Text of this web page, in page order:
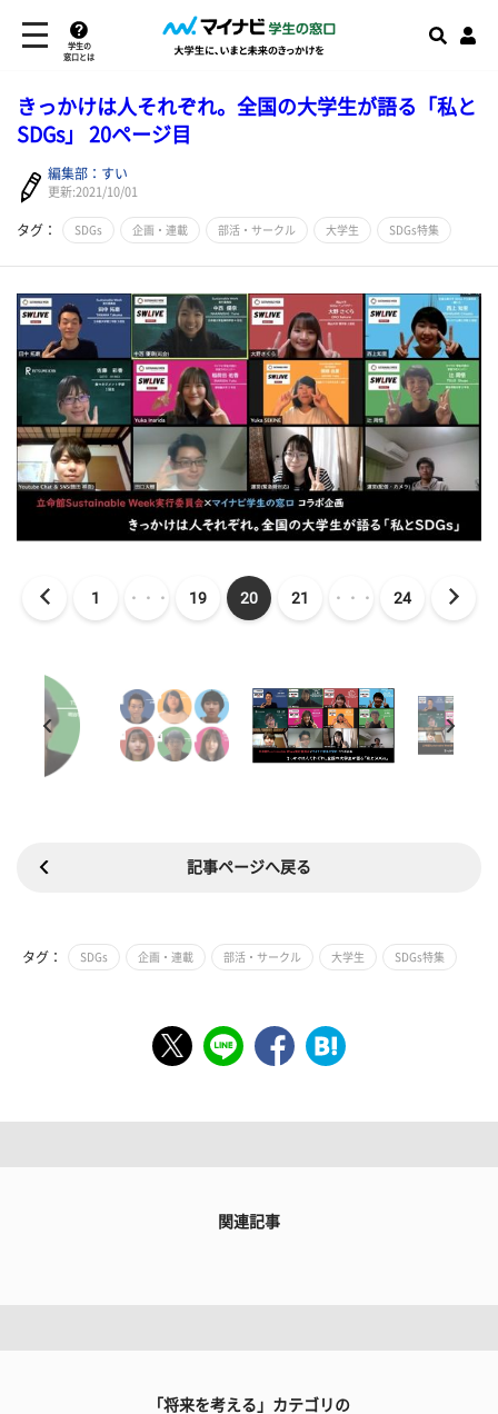
学生の
窓口とは
きっかけは人それぞれ。全国の大学生が語る「私と
SDGs」 20ページ目
編集部：すい
更新:2021/10/01
タグ： SDGs 企画・連載 部活・サークル 大学生 SDGs特集
1 ・・・ 19 20 21 ・・・ 24
記事ページへ戻る
タグ： SDGs 企画・連載 部活・サークル 大学生 SDGs特集
関連記事
「将来を考える」カテゴリの